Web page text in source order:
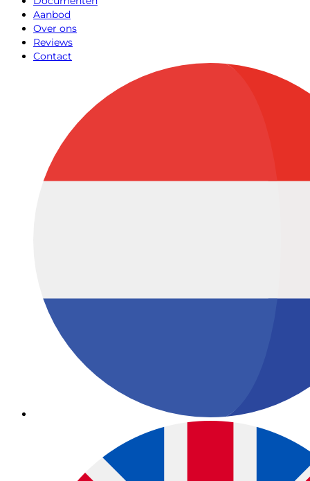
Aanbod
Over ons
Reviews
Contact